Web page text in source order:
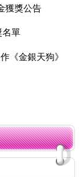
獲獎公告
名單
《金銀天狗》